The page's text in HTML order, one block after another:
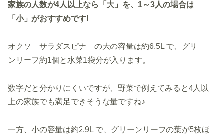
家族の人数が4人以上なら「大」を、1～3人の場合は
「小」がおすすめです!
オクソーサラダスピナーの大の容量は約6.5L で、グリー
ンリーフ約1個と水菜1袋分が入ります。
数字だと分かりにくいですが、野菜で例えてみると4人以
上の家族でも満足できそうな量ですね♪
一方、小の容量は約2.9L で、グリーンリーフの葉が5枚ほ